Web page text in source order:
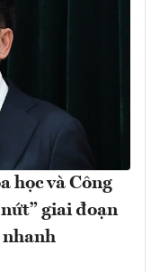
học và Công
giai đoạn
nhanh